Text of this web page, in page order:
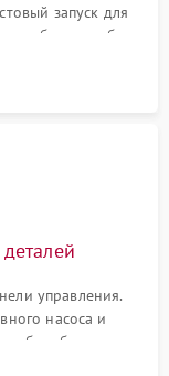
запуск для
сбоев в работе
управления.
насоса и
барабана и
на разрывы.